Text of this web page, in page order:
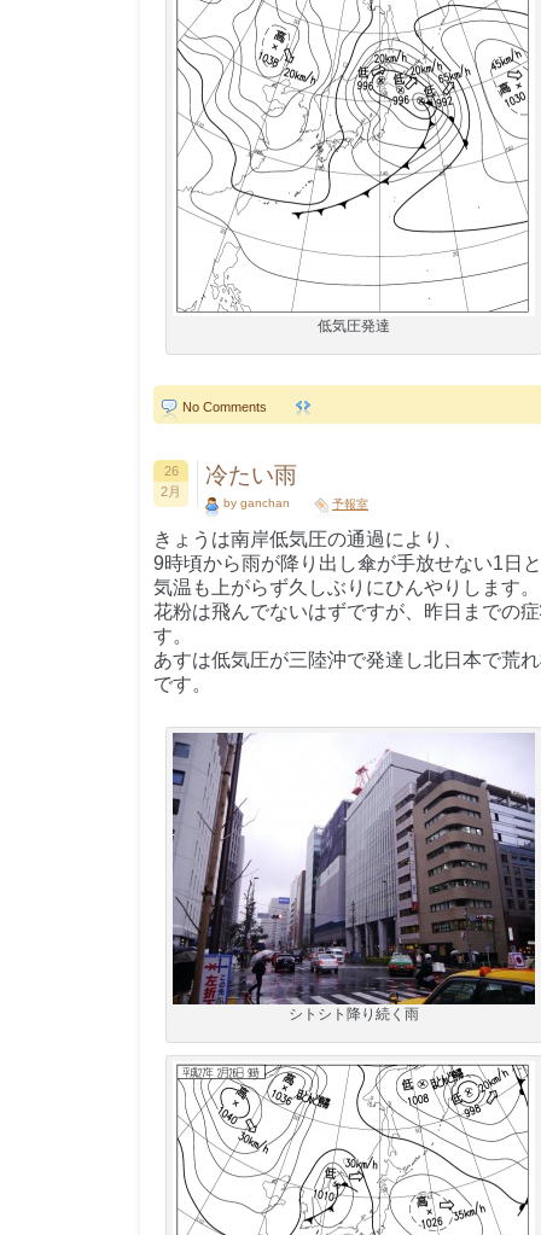
低気圧発達
No Comments
26
2月
冷たい雨
by ganchan 予報室
きょうは南岸低気圧の通過により、
9時頃から雨が降り出し傘が手放せない1日
気温も上がらず久しぶりにひんやりします。
花粉は飛んでないはずですが、昨日までの
す。
あすは低気圧が三陸沖で発達し北日本で荒
です。
シトシト降り続く雨